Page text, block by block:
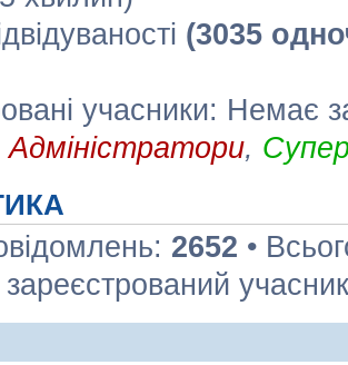
(3035
учасники: Немає
Адміністратори,
2652 •
зареєстрований